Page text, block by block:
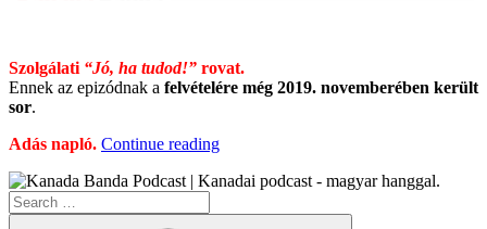
Szolgálati “Jó, ha tudod!” rovat.
Ennek az epizódnak a felvételére még 2019. novemberében került
sor.
Adás napló. Continue reading“KB034
Pettyes
Search
for: